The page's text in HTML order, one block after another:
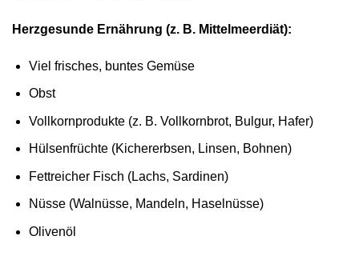
Herzgesunde Ernährung (z. B. Mittelmeerdiät):
Viel frisches, buntes Gemüse
Obst
Vollkornprodukte (z. B. Vollkornbrot, Bulgur, Hafer)
Hülsenfrüchte (Kichererbsen, Linsen, Bohnen)
Fettreicher Fisch (Lachs, Sardinen)
Nüsse (Walnüsse, Mandeln, Haselnüsse)
Olivenöl